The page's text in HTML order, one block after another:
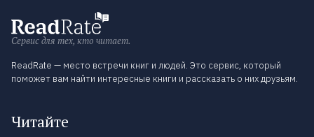
Сервис для тех, кто читает.
ReadRate — место встречи книг и людей. Это сервис, который
поможет вам найти интересные книги и рассказать о них друзьям.
Читайте